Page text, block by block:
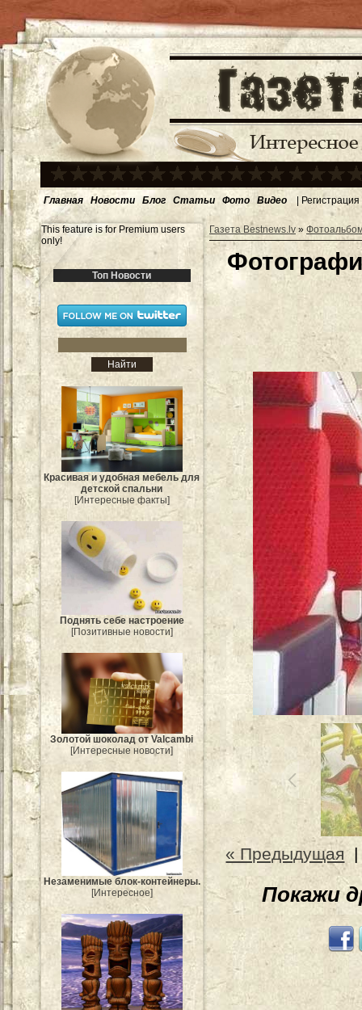
Главная Новости Блог Статьи Фото Видео | Регистрация
This feature is for Premium users
only!
Топ Новости
Красивая и удобная мебель для
детской спальни
[Интересные факты]
Поднять себе настроение
[Позитивные новости]
Золотой шоколад от Valcambi
[Интересные новости]
Незаменимые блок-контейнеры.
[Интересное]
Газета Bestnews.lv»
« Предыдущая
Покажи